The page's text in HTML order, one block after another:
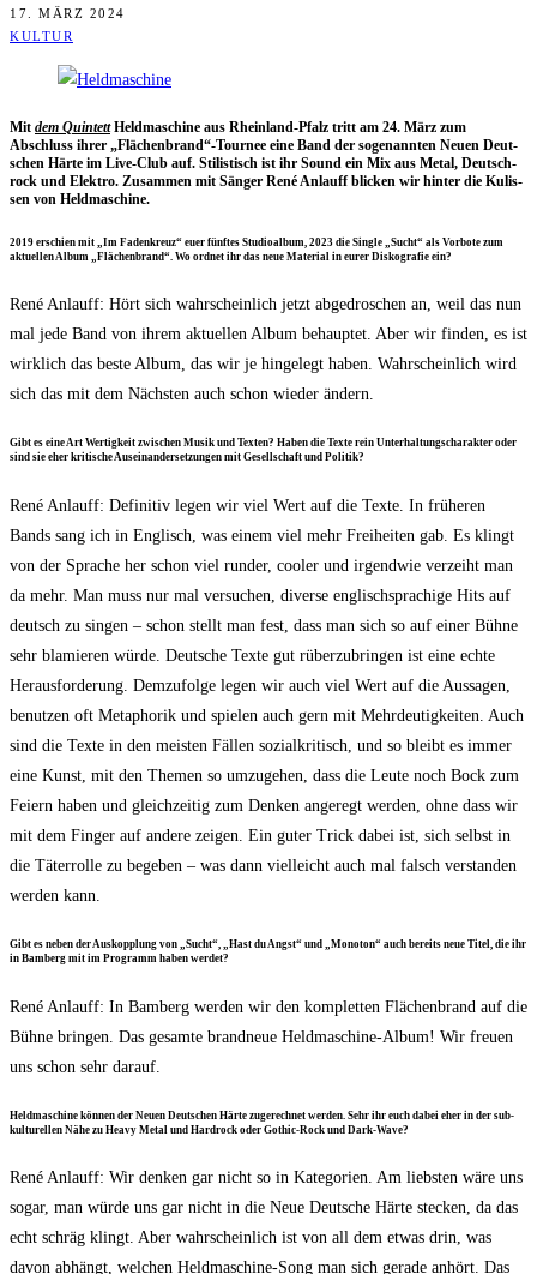
17. MÄRZ 2024
KULTUR
Mit dem Quin­tettHeld­ma­schi­ne aus Rhein­land-Pfalz tritt am 24. März zum
Abschluss ihrer „Flächenbrand“-Tournee eine Band der soge­nann­ten Neu­en Deut­
schen Här­te im Live-Club auf. Sti­lis­tisch ist ihr Sound ein Mix aus Metal, Deutsch­
rock und Elek­tro. Zusam­men mit Sän­ger René Anlauff bli­cken wir hin­ter die Kulis­
sen von Heldmaschine.
2019 erschien mit „Im Faden­kreuz“ euer fünf­tes Stu­dio­al­bum, 2023 die Sin­gle „Sucht“ als Vor­bo­te zum
aktu­el­len Album „Flä­chen­brand“. Wo ord­net ihr das neue Mate­ri­al in eurer Dis­ko­gra­fie ein?
René Anlauff: Hört sich wahr­schein­lich jetzt abge­dro­schen an, weil das nun
mal jede Band von ihrem aktu­el­len Album behaup­tet. Aber wir fin­den, es ist
wirk­lich das bes­te Album, das wir je hin­ge­legt haben. Wahr­schein­lich wird
sich das mit dem Nächs­ten auch schon wie­der ändern.
Gibt es eine Art Wer­tig­keit zwi­schen Musik und Tex­ten? Haben die Tex­te rein Unter­hal­tungs­cha­rak­ter oder
sind sie eher kri­ti­sche Aus­ein­an­der­set­zun­gen mit Gesell­schaft und Politik?
René Anlauff: Defi­ni­tiv legen wir viel Wert auf die Tex­te. In frü­he­ren
Bands sang ich in Eng­lisch, was einem viel mehr Frei­hei­ten gab. Es klingt
von der Spra­che her schon viel run­der, coo­ler und irgend­wie ver­zeiht man
da mehr. Man muss nur mal ver­su­chen, diver­se eng­lisch­spra­chi­ge Hits auf
deutsch zu sin­gen – schon stellt man fest, dass man sich so auf einer Büh­ne
sehr bla­mie­ren wür­de. Deut­sche Tex­te gut rüber­zu­brin­gen ist eine ech­te
Her­aus­for­de­rung. Dem­zu­fol­ge legen wir auch viel Wert auf die Aus­sa­gen,
benut­zen oft Meta­pho­rik und spie­len auch gern mit Mehr­deu­tig­kei­ten. Auch
sind die Tex­te in den meis­ten Fäl­len sozi­al­kri­tisch, und so bleibt es immer
eine Kunst, mit den The­men so umzu­ge­hen, dass die Leu­te noch Bock zum
Fei­ern haben und gleich­zei­tig zum Den­ken ange­regt wer­den, ohne dass wir
mit dem Fin­ger auf ande­re zei­gen. Ein guter Trick dabei ist, sich selbst in
die Täter­rol­le zu bege­ben – was dann viel­leicht auch mal falsch ver­stan­den
wer­den kann.
Gibt es neben der Aus­kopp­lung von „Sucht“, „Hast du Angst“ und „Mono­ton“ auch bereits neue Titel, die ihr
in Bam­berg mit im Pro­gramm haben werdet?
René Anlauff: In Bam­berg wer­den wir den kom­plet­ten Flä­chen­brand auf die
Büh­ne brin­gen. Das gesam­te brand­neue Held­ma­schi­ne-Album! Wir freu­en
uns schon sehr darauf.
Held­ma­schi­ne kön­nen der Neu­en Deut­schen Här­te zuge­rech­net wer­den. Sehr ihr euch dabei eher in der sub­
kul­tu­rel­len Nähe zu Hea­vy Metal und Hard­rock oder Gothic-Rock und Dark-Wave?
René Anlauff: Wir den­ken gar nicht so in Kate­go­rien. Am liebs­ten wäre uns
sogar, man wür­de uns gar nicht in die Neue Deut­sche Här­te ste­cken, da das
echt schräg klingt. Aber wahr­schein­lich ist von all dem etwas drin, was
davon abhängt, wel­chen Held­ma­schi­ne-Song man sich gera­de anhört. Das